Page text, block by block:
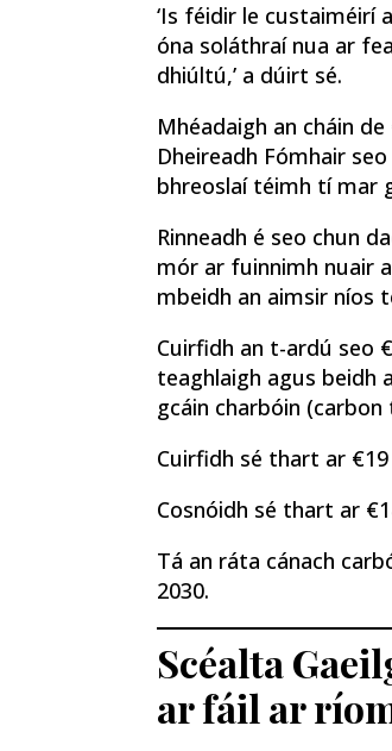
‘Is féidir le custaiméirí
óna soláthraí nua ar
dhiúltú,’ a dúirt sé.
Mhéadaigh an cháin
Dheireadh Fómhair
bhreoslaí téimh tí mar
Rinneadh é seo chun
mór ar fuinnimh nuair
mbeidh an aimsir níos
Cuirfidh an t-ardú seo
teaghlaigh agus beidh
gcáin charbóin (carbon
Cuirfidh sé thart ar
Cosnóidh sé thart ar
Tá an ráta cánach
2030.
Scéalta
ar fáil ar